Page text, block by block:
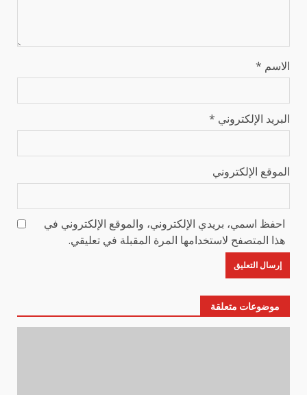
الاسم *
البريد الإلكتروني *
الموقع الإلكتروني
احفظ اسمي، بريدي الإلكتروني، والموقع الإلكتروني في
هذا المتصفح لاستخدامها المرة المقبلة في تعليقي.
موضوعات متعلقة